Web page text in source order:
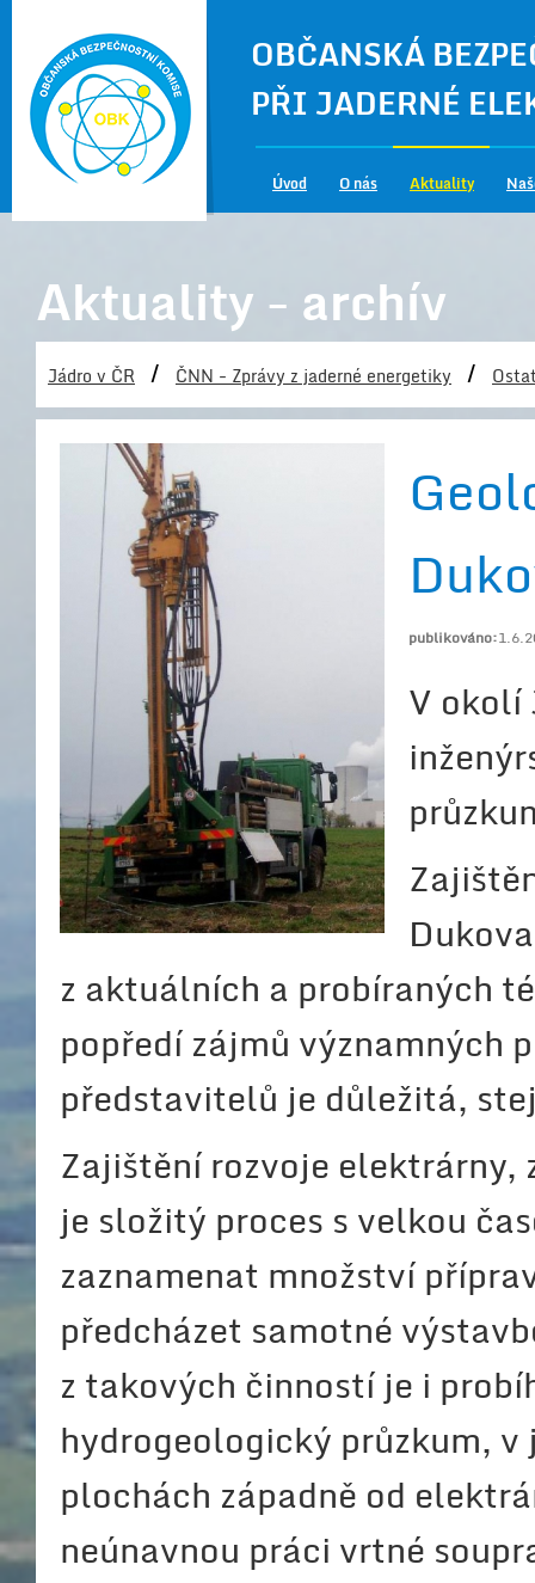
OBČANSKÁ
PŘI JADERNÉ
Úvod O nás Aktuality
Aktuality - archív
Jádro v ČR / ČNN - Zprávy z jaderné energetiky /
publikováno:
V okolí
z aktuálních a probíraných
popředí zájmů významných
představitelů je důležitá,
Zajištění rozvoje elektrárny,
je složitý proces s velkou
zaznamenat množství
předcházet samotné
z takových činností je i
hydrogeologický průzkum,
plochách západně od
neúnavnou práci vrtné